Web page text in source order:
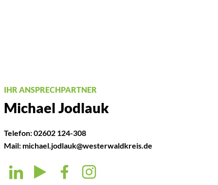
IHR ANSPRECHPARTNER
Michael Jodlauk
Telefon:02602 124-308
Mail: michael.jodlauk@westerwaldkreis.de